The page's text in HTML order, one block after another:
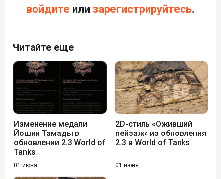
войдите или зарегистрируйтесь.
Читайте еще
Изменение медали
Йошии Тамады в
обновлении 2.3 World of
Tanks
01 июня
2D-стиль «Оживший
пейзаж» из обновления
2.3 в World of Tanks
01 июня